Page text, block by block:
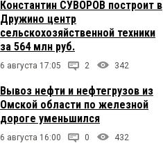
Константин СУВОРОВ построит в
Дружино центр
сельскохозяйственной техники
за 564 млн руб.
6 августа 17:05 2 342
Вывоз нефти и нефтегрузов из
Омской области по железной
дороге уменьшился
6 августа 16:00 0 432